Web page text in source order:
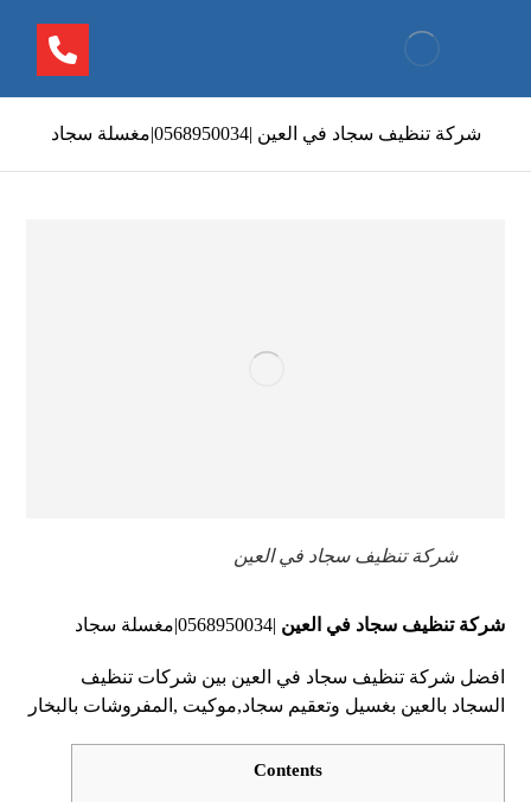
شركة تنظيف سجاد في العين |0568950034|مغسلة سجاد
شركة تنظيف سجاد في العين
شركة تنظيف سجاد في العين |0568950034|مغسلة سجاد
افضل شركة تنظيف سجاد في العين بين شركات تنظيف
السجاد بالعين بغسيل وتعقيم سجاد,موكيت ,المفروشات بالبخار
Contents